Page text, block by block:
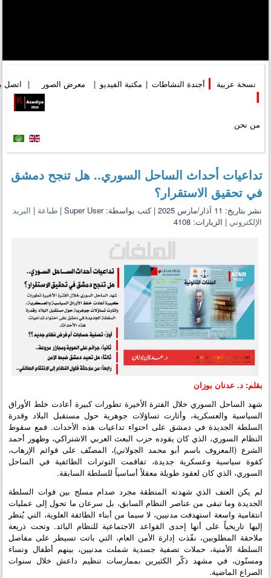
اتصل | معرض الصور | مكتبة الفيديو | أجندة النشاطات نسخة عربية
I
من نحن
تداعيات أحداث الساحل السوري.. هل تنجح دمشق
في تحقيق الاستقرار؟
نشر بتاريخ: 11 آذار/مارس 2025 |كتب بواسطة: Super User |طباعة| البريد
الإلكتروني| الزيارات: 4108
بقلم: د. عدنان بوزان
شهد الساحل السوري خلال الفترة الأخيرة تطورات كبيرة أعادت خلط الأوراق
السياسية والعسكرية، وأثارت تساؤلات جوهرية حول مستقبل البلاد وقدرة
السلطة الجديدة في دمشق على احتواء تداعيات هذه الأحداث. فمع سقوط
النظام السوري، الذي كان يقوده حزب البعث العربي الاشتراكي، وظهور أحمد
الشرع (المعروف باسم أبو محمد الجولاني)، المصنّف على قوائم الإرهاب،
كقوة سياسية وعسكرية جديدة، تفاقمت التوترات الطائفية في الساحل
السوري، الذي كان لعقود طويلة معقلاً أساسياً للسلطة السابقة.
لم يكن العنف الذي شهدته المنطقة مجرد صدام مسلح بين قوات السلطة
الجديدة وما تبقى من عناصر النظام السابق، بل سرعان ما تحول إلى عمليات
انتقامية واسعة استهدفت مدنيين، لا سيما من أبناء الطائفة العلوية، التي يُنظر
إليها تاريخياً على أنها إحدى القواعد الاجتماعية للنظام البائد. وتحت ذريعة
ملاحقة المطلوبين، نفّذت إدارة الأمن العام، التي باتت تسيطر على مفاصل
السلطة الأمنية، حملات تصفية جسدية شملت مدنيين، بينهم أطفال ونساء
ومسنّون، في مشهد ذكّر الكثيرين بممارسات تنظيم داعش خلال سنوات
الصراع الماضية.